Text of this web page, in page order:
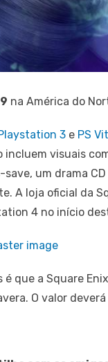
na América do
3 e PS
incluem visuais
um drama
A loja oficial da
4 no início
que a Square
O valor